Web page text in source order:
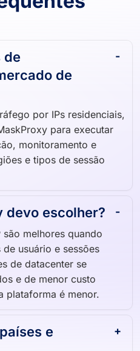
de
de
por IPs residenciais,
para executar
monitoramento e
e tipos de sessão
escolher?
melhores quando
usuário e sessões
de datacenter se
e de menor custo